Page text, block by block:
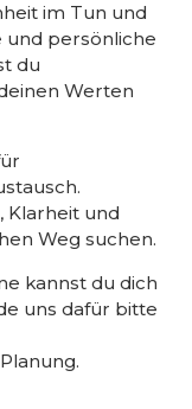
im Tun und
und persönliche
du
Werten
Klarheit und
Weg suchen.
kannst du dich
uns dafür bitte